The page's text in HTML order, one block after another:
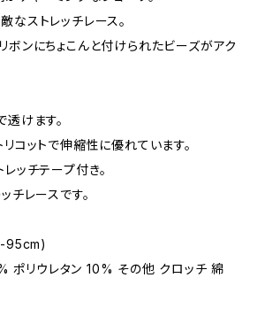
なストレッチレース。
ボンにちょこんと付けられたビーズがアク
けます。
コットで伸縮性に優れています。
ッチテープ付き。
チレースです。
95cm)
ポリウレタン 10% その他 クロッチ 綿